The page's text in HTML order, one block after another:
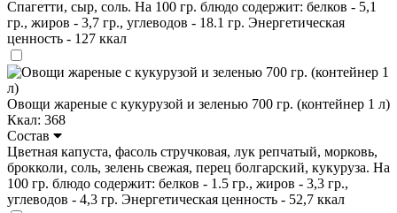
Спагетти, сыр, соль. На 100 гр. блюдо содержит: белков - 5,1
гр., жиров - 3,7 гр., углеводов - 18.1 гр. Энергетическая
ценность - 127 ккал
Овощи жареные с кукурузой и зеленью 700 гр. (контейнер 1 л)
Ккал: 368
Состав
Цветная капуста, фасоль стручковая, лук репчатый, морковь,
брокколи, соль, зелень свежая, перец болгарский, кукуруза. На
100 гр. блюдо содержит: белков - 1.5 гр., жиров - 3,3 гр.,
углеводов - 4,3 гр. Энергетическая ценность - 52,7 ккал